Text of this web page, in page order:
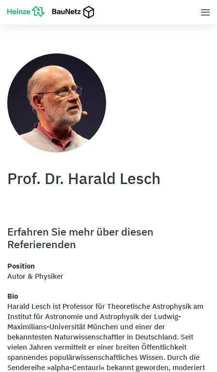
Prof. Dr. Harald Lesch
Erfahren Sie mehr über diesen
Referierenden
Position
Autor & Physiker
Bio
Harald Lesch ist Professor für Theoretische Astrophysik am
Institut für Astronomie und Astrophysik der Ludwig-
Maximilians-Universität München und einer der
bekanntesten Naturwissenschaftler in Deutschland. Seit
vielen Jahren vermittelt er einer breiten Öffentlichkeit
spannendes populärwissenschaftliches Wissen. Durch die
Sendereihe »alpha-Centauri« bekannt geworden, moderiert